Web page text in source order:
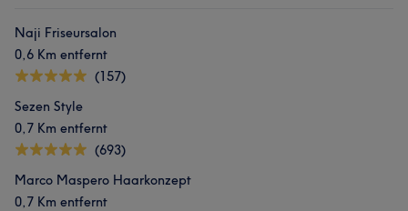
Naji Friseursalon
0,6 Km entfernt
(157)
Sezen Style
0,7 Km entfernt
(693)
Marco Maspero Haarkonzept
0,7 Km entfernt